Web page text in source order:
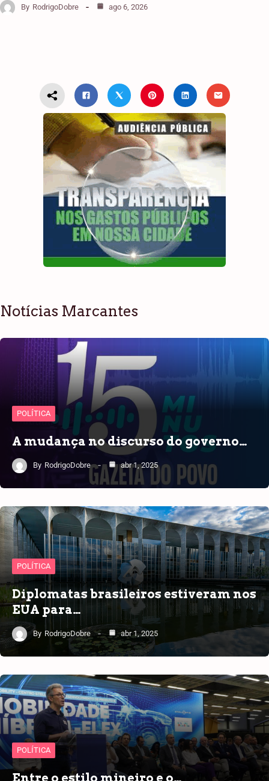
By RodrigoDobre ago 6, 2026
Notícias Marcantes
POLÍTICA
A mudança no discurso do governo…
By RodrigoDobre abr 1, 2025
POLÍTICA
Diplomatas brasileiros estiveram nos
EUA para…
By RodrigoDobre abr 1, 2025
POLÍTICA
Entre o estilo mineiro e o…